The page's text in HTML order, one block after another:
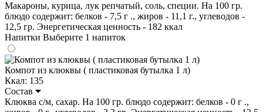
Макароны, курица, лук репчатый, соль, специи. На 100 гр.
блюдо содержит: белков - 7,5 г ., жиров - 11,1 г., углеводов -
12,5 гр. Энергетическая ценность - 182 ккал
Напитки Выберите 1 напиток
Компот из клюквы ( пластиковая бутылка 1 л)
Ккал: 135
Состав
Клюква с/м, сахар. На 100 гр. блюдо содержит: белков - 0 г .,